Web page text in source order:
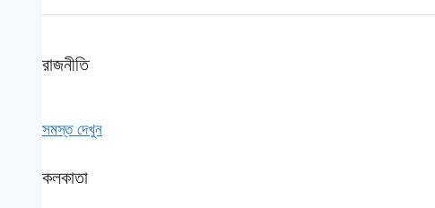
রাজনীতি
সমস্ত দেখুন
কলকাতা